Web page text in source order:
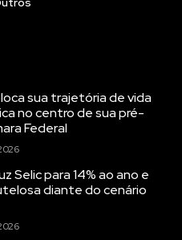
sua trajetória de vida
no centro de sua pré-
Federal
Selic para 14% ao ano e
diante do cenário